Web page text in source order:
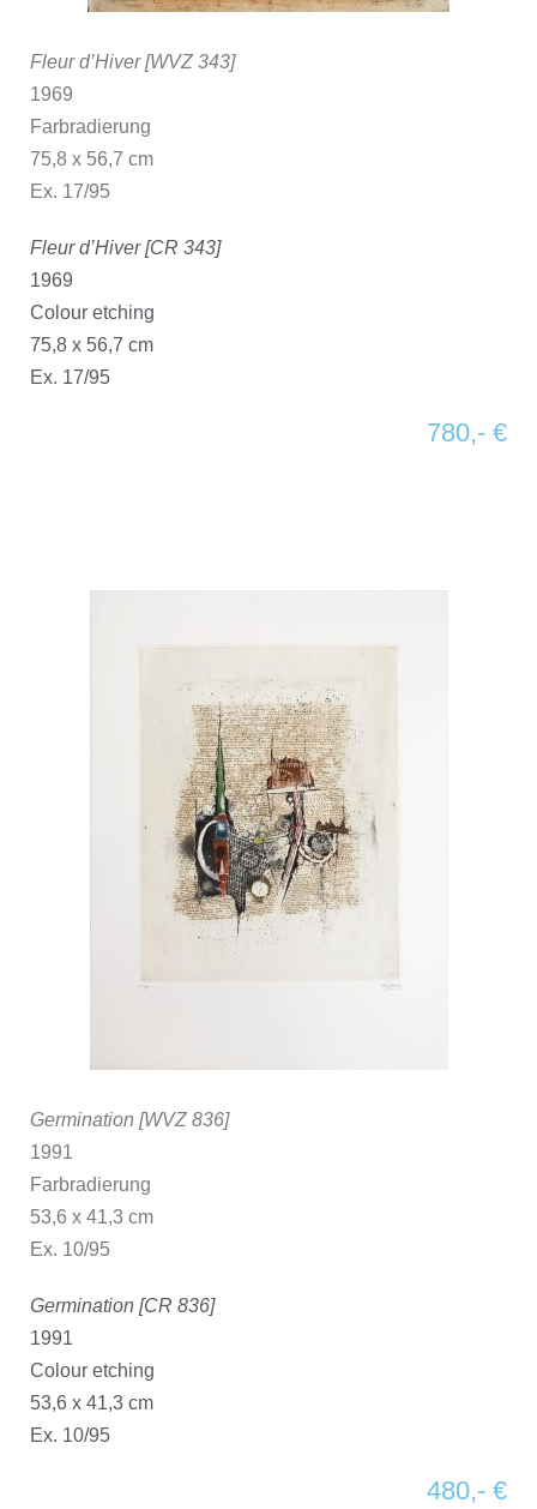
Fleur d’Hiver [WVZ 343]
1969
Farbradierung
75,8 x 56,7 cm
Ex. 17/95
Fleur d’Hiver [CR 343]
1969
Colour etching
75,8 x 56,7 cm
Ex. 17/95
780,- €
Germination [WVZ 836]
1991
Farbradierung
53,6 x 41,3 cm
Ex. 10/95
Germination [CR 836]
1991
Colour etching
53,6 x 41,3 cm
Ex. 10/95
480,- €